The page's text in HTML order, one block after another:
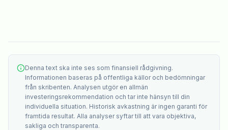
Denna text ska inte ses som finansiell rådgivning.
Informationen baseras på offentliga källor och bedömningar
från skribenten. Analysen utgör en allmän
investeringsrekommendation och tar inte hänsyn till din
individuella situation. Historisk avkastning är ingen garanti för
framtida resultat. Alla analyser syftar till att vara objektiva,
sakliga och transparenta.